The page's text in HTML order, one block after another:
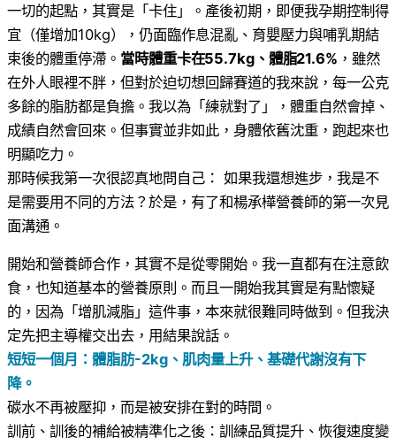
一切的起點，其實是「卡住」。產後初期，即便我孕期控制得
宜（僅增加10kg），仍面臨作息混亂、育嬰壓力與哺乳期結
束後的體重停滯。 當時體重卡在55.7kg、體脂21.6% ，雖然
在外人眼裡不胖，但對於迫切想回歸賽道的我來說，每一公克
多餘的脂肪都是負擔。我以為「練就對了」，體重自然會掉、
成績自然會回來。但事實並非如此，身體依舊沈重，跑起來也
明顯吃力。
那時候我第一次很認真地問自己： 如果我還想進步，我是不
是需要用不同的方法？於是，有了和楊承樺營養師的第一次見
面溝通。
開始和營養師合作，其實不是從零開始。我一直都有在注意飲
食，也知道基本的營養原則。而且一開始我其實是有點懷疑
的，因為「增肌減脂」這件事，本來就很難同時做到。但我決
定先把主導權交出去，用結果說話。
短短一個月：體脂肪-2kg、肌肉量上升、基礎代謝沒有下
降。
碳水不再被壓抑，而是被安排在對的時間。
訓前、訓後的補給被精準化之後：訓練品質提升、恢復速度變